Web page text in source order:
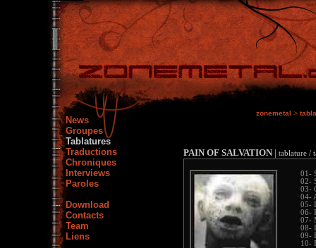
News
Groupes
Tablatures
Traductions
Chroniques
Interviews
Paroles
Download
Contacts
Team
Liens
zonemetal >
PAIN OF SALVATION | tablature /
01-
02-
03-
04-
05-
06-
07-
08-
09-
10-